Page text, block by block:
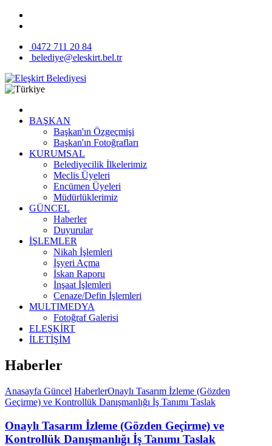
0472 711 20 84
belediye@eleskirt.bel.tr
BAŞKAN
Başkan'ın Özgeçmişi
Başkan'ın Fotoğrafları
KURUMSAL
Belediyecilik İlkelerimiz
Meclis Üyeleri
Encümen Üyeleri
Müdürlüklerimiz
GÜNCEL
Haberler
Duyurular
İŞLEMLER
Nikah İşlemleri
İşyeri Açma
İskan Raporu
İnşaat İşlemleri
Cenaze/Defin İşlemleri
MULTIMEDYA
Fotoğraf Galerisi
ELEŞKİRT
İLETİŞİM
Haberler
Anasayfa Güncel HaberlerOnaylı Tasarım İzleme (Gözden
Geçirme) ve Kontrollük Danışmanlığı İş Tanımı Taslak
Onaylı Tasarım İzleme (Gözden Geçirme) ve
Kontrollük Danışmanlığı İş Tanımı Taslak